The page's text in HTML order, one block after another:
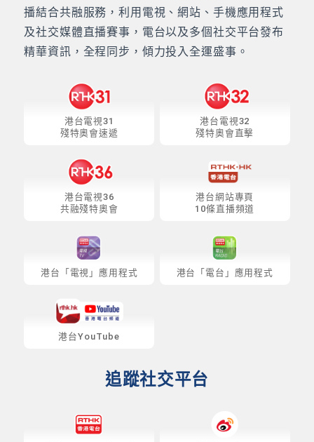
播結合共融服務，利用電視、網站、手機應用程式
及社交媒體直播賽事，電台以及多個社交平台發布
精華資訊，全程同步，傾力投入全運盛事。
港台電視31
殘特奧會速遞
港台電視32
殘特奧會直擊
港台電視36
共融殘特奧會
港台網站專頁
10條直播頻道
港台「電視」應用程式 港台「電台」應用程式
港台YouTube
追蹤社交平台